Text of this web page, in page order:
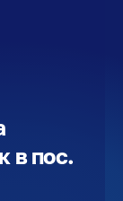
в пос.